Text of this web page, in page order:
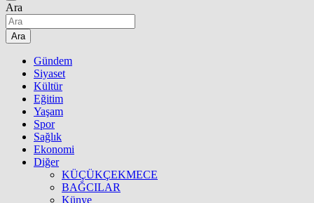
Ara
Ara
Gündem
Siyaset
Kültür
Eğitim
Yaşam
Spor
Sağlık
Ekonomi
Diğer
KÜÇÜKÇEKMECE
BAĞCILAR
Künye